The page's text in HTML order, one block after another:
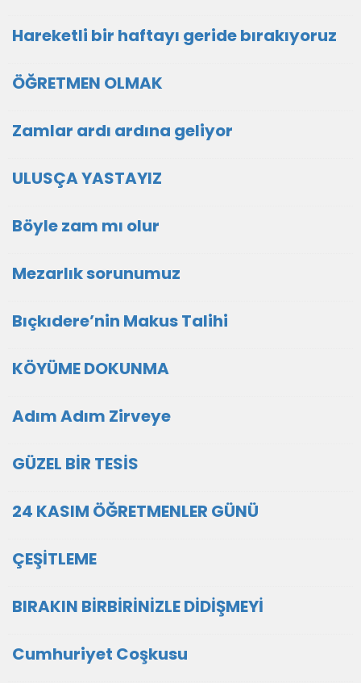
Hareketli bir haftayı geride bırakıyoruz
ÖĞRETMEN OLMAK
Zamlar ardı ardına geliyor
ULUSÇA YASTAYIZ
Böyle zam mı olur
Mezarlık sorunumuz
Bıçkıdere’nin Makus Talihi
KÖYÜME DOKUNMA
Adım Adım Zirveye
GÜZEL BİR TESİS
24 KASIM ÖĞRETMENLER GÜNÜ
ÇEŞİTLEME
BIRAKIN BİRBİRİNİZLE DİDİŞMEYİ
Cumhuriyet Coşkusu